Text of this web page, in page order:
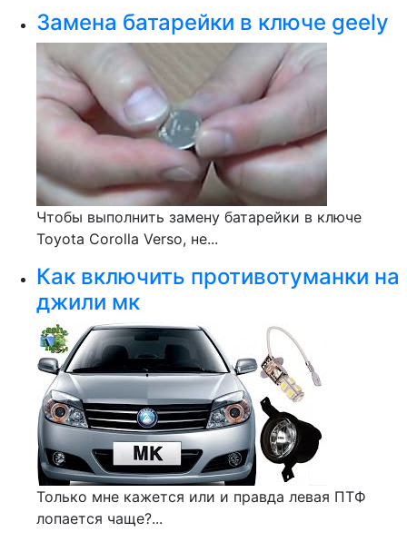
Замена батарейки в ключе geely
Чтобы выполнить замену батарейки в ключе
Toyota Corolla Verso, не...
Как включить противотуманки на
джили мк
Только мне кажется или и правда левая ПТФ
лопается чаще?...